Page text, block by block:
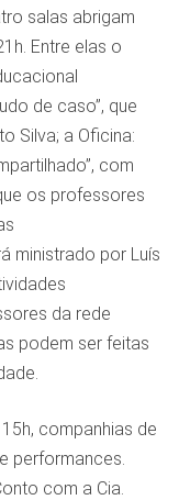
salas abrigam
Entre elas o
de caso”, que
Silva; a Oficina:
com
os professores
ministrado por Luís
da rede
podem ser feitas
companhias de
performances.
com a Cia.